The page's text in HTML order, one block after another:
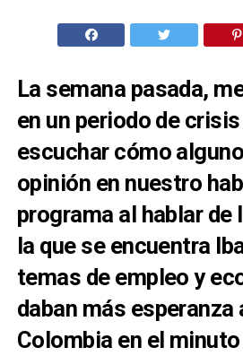
La semana pasada,
en un periodo de
escuchar cómo
opinión en nuestro
programa al hablar de
la que se encuentra
temas de empleo y
daban más
Colombia en el